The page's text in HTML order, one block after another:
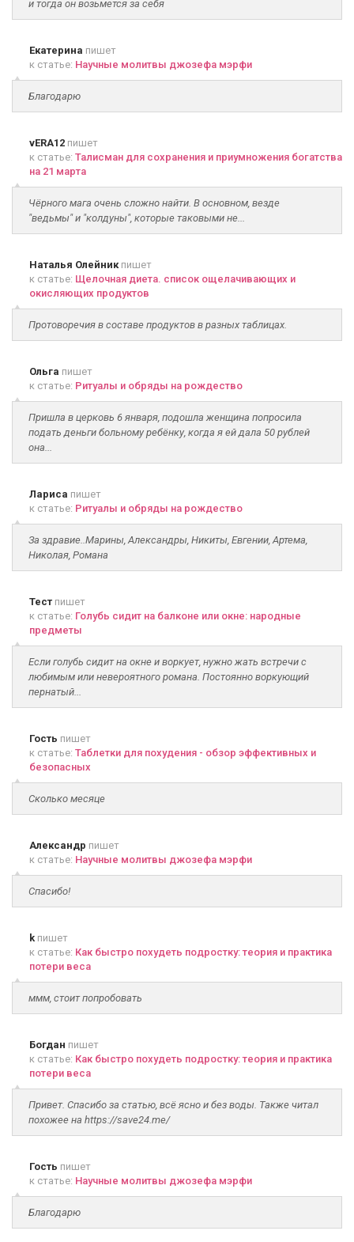
и тогда он возьмется за себя
Екатерина пишет
к статье: Научные молитвы джозефа мэрфи
Благодарю
vERA12 пишет
к статье: Талисман для сохранения и приумножения богатства
на 21 марта
Чёрного мага очень сложно найти. В основном, везде
"ведьмы" и "колдуны", которые таковыми не...
Наталья Олейникпишет
к статье: Щелочная диета. список ощелачивающих и
окисляющих продуктов
Протоворечия в составе продуктов в разных таблицах.
Ольга пишет
к статье: Ритуалы и обряды на рождество
Пришла в церковь 6 января, подошла женщина попросила
подать деньги больному ребёнку, когда я ей дала 50 рублей
она...
Лариса пишет
к статье: Ритуалы и обряды на рождество
За здравие..Марины, Александры, Никиты, Евгении, Артема,
Николая, Романа
Тест пишет
к статье: Голубь сидит на балконе или окне: народные
предметы
Если голубь сидит на окне и воркует, нужно жать встречи с
любимым или невероятного романа. Постоянно воркующий
пернатый...
Гость пишет
к статье: Таблетки для похудения - обзор эффективных и
безопасных
Сколько месяце
Александр пишет
к статье: Научные молитвы джозефа мэрфи
Спасибо!
k пишет
к статье: Как быстро похудеть подростку: теория и практика
потери веса
ммм, стоит попробовать
Богдан пишет
к статье: Как быстро похудеть подростку: теория и практика
потери веса
Привет. Спасибо за статью, всё ясно и без воды. Также читал
похожее на https://save24.me/
Гость пишет
к статье: Научные молитвы джозефа мэрфи
Благодарю